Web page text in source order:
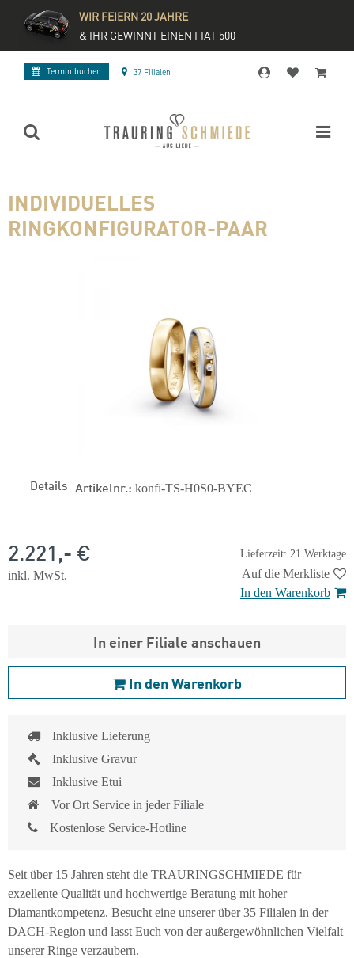
WIR FEIERN 20 JAHRE
& IHR GEWINNT EINEN FIAT 500
Termin buchen 37 Filialen
INDIVIDUELLES
RINGKONFIGURATOR-PAAR
Details Artikelnr.: konfi-TS-H0S0-BYEC
Lieferzeit: 21 Werktage
2.221,- €
inkl. MwSt.
Auf die Merkliste
In den Warenkorb
In einer Filiale anschauen
In den Warenkorb
Inklusive Lieferung
Inklusive Gravur
Inklusive Etui
Vor Ort Service in jeder Filiale
Kostenlose Service-Hotline
Seit über 15 Jahren steht die TRAURINGSCHMIEDE für
exzellente Qualität und hochwertige Beratung mit hoher
Diamantkompetenz. Besucht eine unserer über 35 Filialen in der
DACH-Region und lasst Euch von der außergewöhnlichen Vielfalt
unserer Ringe verzaubern.